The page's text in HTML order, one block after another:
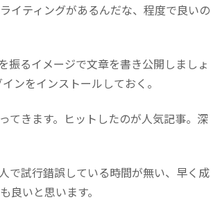
イティングがあるんだな、程度で良いの
振るイメージで文章を書き公開しましょ
ンをインストールしておく。
てきます。ヒットしたのが人気記事。深
で試行錯誤している時間が無い、早く成
いと思います。